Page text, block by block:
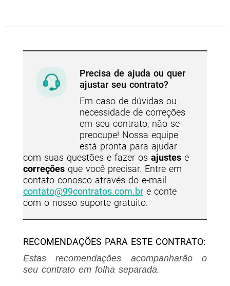
Precisa de ajuda ou quer
ajustar seu contrato?
Em caso de dúvidas ou
necessidade de correções
em seu contrato, não se
preocupe! Nossa equipe
está pronta para ajudar
com suas questões e fazer os ajustese
correçõesque você precisar. Entre em
contato conosco através do e-mail
contato@99contratos.com.bre conte
com o nosso suporte gratuito.
RECOMENDAÇÕES PARA ESTE CONTRATO:
Estas recomendações acompanharão o
seu contrato em folha separada.